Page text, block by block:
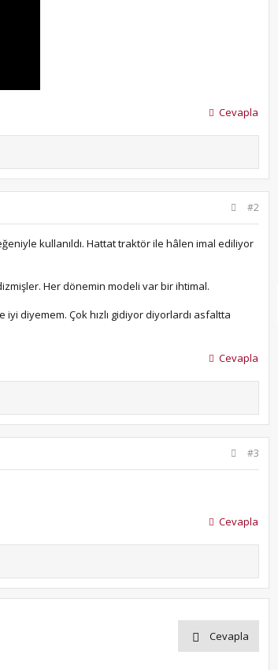
Cevapla
#2
kullanıldı. Hattat traktör ile hâlen imal ediliyor
Her dönemin modeli var bir ihtimal.
diyemem. Çok hızlı gidiyor diyorlardı asfaltta
Cevapla
#3
Cevapla
Cevapla